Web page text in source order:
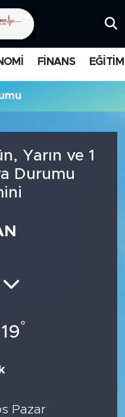
FİNANS EĞİTİM
Yarın ve 1
Durumu
19°
Pazar
ve Fikstür